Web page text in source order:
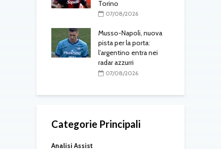
Torino
07/08/2026
Musso-Napoli, nuova
pista per la porta:
l’argentino entra nei
radar azzurri
07/08/2026
Categorie Principali
Analisi Assist